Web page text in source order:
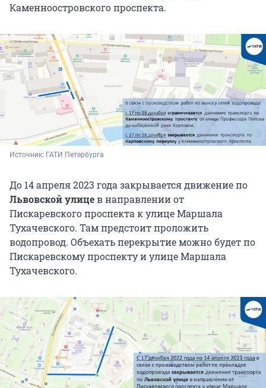
Каменноостровского проспекта.
Источник: ГАТИ Петербурга
До 14 апреля 2023 года закрывается движение по
Львовской улицев направлении от
Пискаревского проспекта к улице Маршала
Тухачевского. Там предстоит проложить
водопровод. Объехать перекрытие можно будет по
Пискаревскому проспекту и улице Маршала
Тухачевского.